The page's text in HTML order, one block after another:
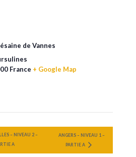
de Vannes
France + Google Map
– NIVEAU 2 –
A
ANGERS – NIVEAU 1 –
PARTIE A